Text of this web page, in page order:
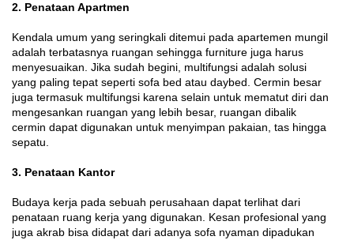
2. Penataan Apartmen
Kendala umum yang seringkali ditemui pada apartemen mungil
adalah terbatasnya ruangan sehingga furniture juga harus
menyesuaikan. Jika sudah begini, multifungsi adalah solusi
yang paling tepat seperti sofa bed atau daybed. Cermin besar
juga termasuk multifungsi karena selain untuk mematut diri dan
mengesankan ruangan yang lebih besar, ruangan dibalik
cermin dapat digunakan untuk menyimpan pakaian, tas hingga
sepatu.
3. Penataan Kantor
Budaya kerja pada sebuah perusahaan dapat terlihat dari
penataan ruang kerja yang digunakan. Kesan profesional yang
juga akrab bisa didapat dari adanya sofa nyaman dipadukan